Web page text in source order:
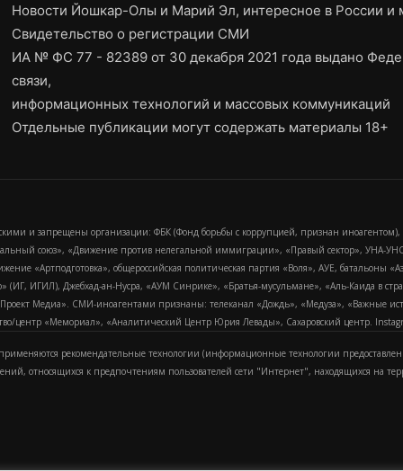
Новости Йошкар-Олы и Марий Эл, интересное в России
Свидетельство о регистрации СМИ
ИА № ФС 77 - 82389 от 30 декабря 2021 года выдано
связи,
информационных технологий и массовых коммуникаций
Отдельные публикации могут содержать материалы 18+
и запрещены организации: ФБК (Фонд борьбы с коррупцией, признан
союз», «Движение против нелегальной иммиграции», «Правый сектор»,
«Артподготовка», общероссийская политическая партия «Воля», АУЕ,
(ИГ, ИГИЛ), Джебхад-ан-Нусра, «АУМ Синрике», «Братья-мусульмане», «Аль-Каида в
Медиа». СМИ-иноагентами признаны: телеканал «Дождь», «Медуза», «Важные
центр «Мемориал», «Аналитический Центр Юрия Левады», Сахаровский центр.
рекомендательные технологии (информационные технологии
относящихся к предпочтениям пользователей сети "Интернет", находящихся на